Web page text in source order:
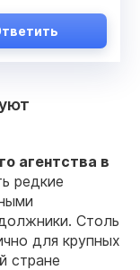
агентства в
редкие
Столь
для крупных
стране